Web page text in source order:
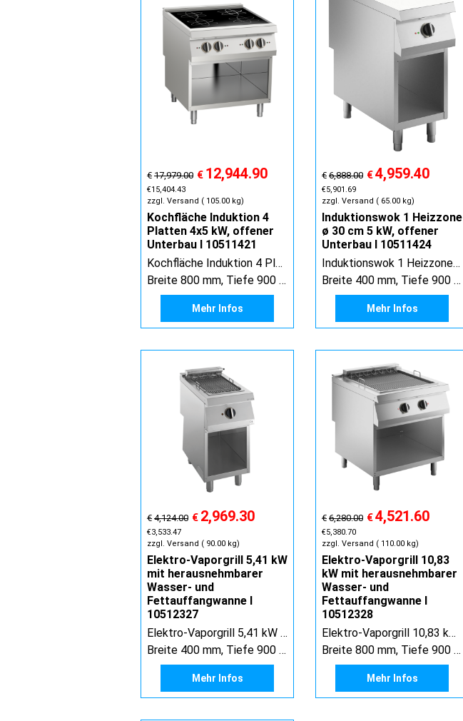
€ 17,979.00 € 12,944.90
€15,404.43
zzgl. Versand
105.00 kg
Kochfläche Induktion 4
Platten 4x5 kW, offener
Unterbau I 10511421
Kochfläche Induktion 4 Platten 4 x 5 kW, offener Unterbau
Breite 800 mm, Tiefe 900 mm, Höhe 900 mm
Mehr Infos
€ 6,888.00 €4,959.40
€5,901.69
zzgl. Versand
65.00 kg
Induktionswok 1 Heizzone
ø 30 cm 5 kW, offener
Unterbau I 10511424
Induktionswok 1 Heizzone ø 30 cm 5 kW, offener Unterbau
Breite 400 mm, Tiefe 900 mm, Höhe 900 mm
Mehr Infos
€ 4,124.00 € 2,969.30
€3,533.47
zzgl. Versand
90.00 kg
Elektro-Vaporgrill 5,41 kW
mit herausnehmbarer
Wasser- und
Fettauffangwanne I
10512327
Elektro-Vaporgrill 5,41 kW mit herausnehmbarer Wasser- und Fettauffangwanne
Breite 400 mm, Tiefe 900 mm, Höhe 900 mm
Mehr Infos
€ 6,280.00 €4,521.60
€5,380.70
zzgl. Versand
110.00 kg
Elektro-Vaporgrill 10,83
kW mit herausnehmbarer
Wasser- und
Fettauffangwanne I
10512328
Elektro-Vaporgrill 10,83 kW mit herausnehmbarer Wasser- und Fettauffangwanne
Breite 800 mm, Tiefe 900 mm, Höhe 900 mm
Mehr Infos